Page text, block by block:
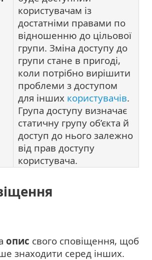
користувачам із
достатніми правами по
відношенню до цільової
групи. Зміна доступу до
групи стане в пригоді,
коли потрібно вирішити
проблеми з доступом
для інших користувачів.
Група доступу визначає
статичну групу об’єкта й
доступ до нього залежно
від прав доступу
користувача.
опис свого сповіщення, щоб
знаходити серед інших.